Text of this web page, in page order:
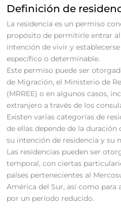
Definición de
La residencia es un permiso
propósito de permitirle entrar
intención de vivir y
específico o determinable.
Este permiso puede ser
de Migración, el Ministerio de
(MRREE) o en algunos casos,
extranjero a través de los
Existen varias categorías de
de ellas depende de la
su intención de residencia y su
Las residencias pueden ser
temporal, con ciertas
países pertenecientes al
América del Sur, así como para
por un período reducido.